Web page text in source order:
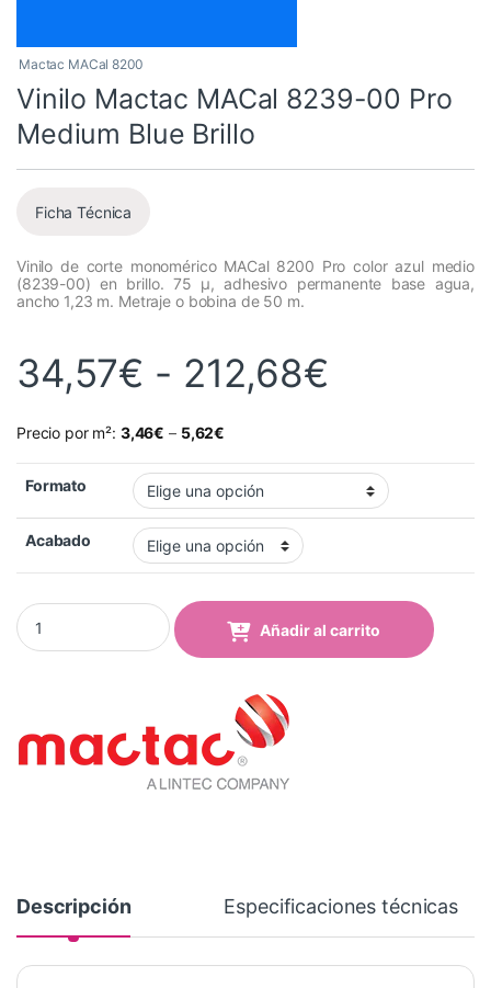
Mactac MACal 8200
Vinilo Mactac MACal 8239-00 Pro
Medium Blue Brillo
Ficha Técnica
Vinilo de corte monomérico MACal 8200 Pro color azul medio
(8239-00) en brillo. 75 µ, adhesivo permanente base agua,
ancho 1,23 m. Metraje o bobina de 50 m.
34,57€ - 212,68€
Precio por m²: 3,46€ – 5,62€
Formato
Acabado
Vinilo Mactac MACal 8239-00 Pro Medium Blue Brillo quantity
Añadir al carrito
Descripción Especificaciones técnicas